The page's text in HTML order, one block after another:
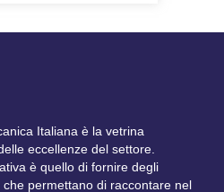
Italiana è la vetrina
eccellenze del settore.
è quello di fornire degli
permettano di raccontare nel